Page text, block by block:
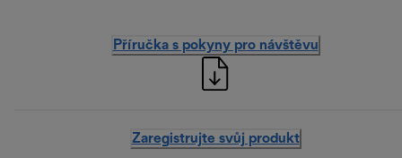
Příručka s pokyny pro návštěvu
Zaregistrujte svůj produkt